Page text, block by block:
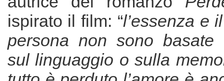
ispirato il film: “l’essenza e
persona non sono basate
sul linguaggio o sulla